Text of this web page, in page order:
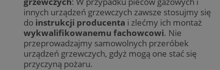
innych urządzeń grzewczych zawsze stosujmy się
do instrukcji producenta i zlećmy ich montaż
wykwalifikowanemu fachowcowi. Nie
przeprowadzajmy samowolnych przeróbek
urządzeń grzewczych, gdyż mogą one stać się
przyczyną pożaru.